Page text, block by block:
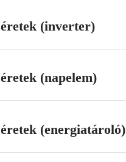
(inverter)
(napelem)
(energiatároló)